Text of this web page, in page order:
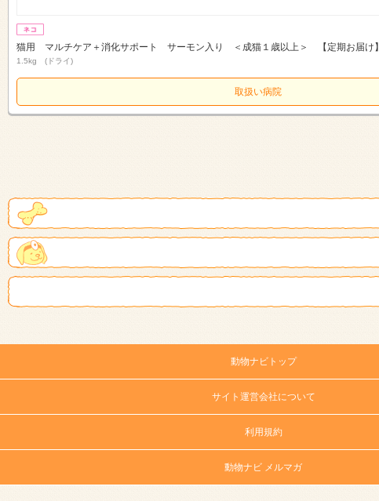
猫用 マルチケア＋消化サポート サーモン入り ＜成猫１歳以上＞ 【定期お届け】
1.5kg (ドライ)
取扱い病院
動物ナビトップ
サイト運営会社について
利用規約
動物ナビ メルマガ